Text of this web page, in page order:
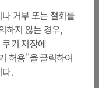
있으면 언제든
거부 또는 철회를
하지 않는 경우,
키 저장에
허용"을 클릭하여
.